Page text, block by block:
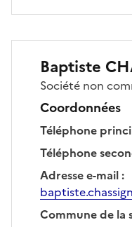
Baptiste
Société non
Coordonnées
Téléphone
Téléphone
Adresse e-mail:
Commune de la